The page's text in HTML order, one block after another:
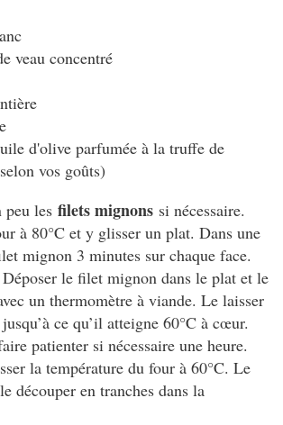
veau concentré
d'olive parfumée à la truffe de
vos goûts)
peu les filets mignons si nécessaire.
à 80°C et y glisser un plat. Dans une
mignon 3 minutes sur chaque face.
le filet mignon dans le plat et le
un thermomètre à viande. Le laisser
ce qu’il atteigne 60°C à cœur.
patienter si nécessaire une heure.
la température du four à 60°C. Le
découper en tranches dans la